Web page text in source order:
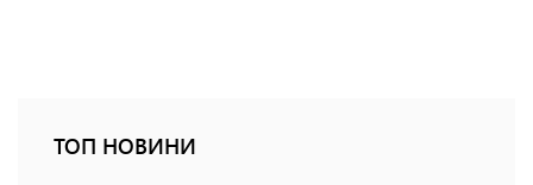
ТОП НОВИНИ